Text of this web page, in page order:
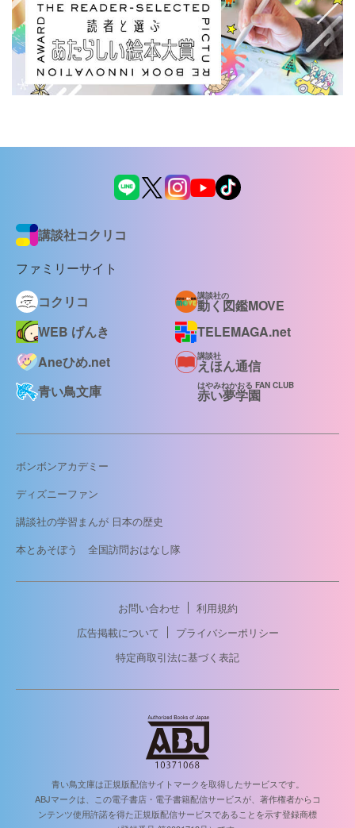
講談社コクリコ
ファミリーサイト
コクリコ
講談社の
動く図鑑MOVE
WEB げんき
TELEMAGA.net
Aneひめ.net
講談社
えほん通信
青い鳥文庫
はやみねかおる FAN CLUB
赤い夢学園
ボンボンアカデミー
ディズニーファン
講談社の学習まんが 日本の歴史
本とあそぼう 全国訪問おはなし隊
お問い合わせ
利用規約
広告掲載について
プライバシーポリシー
特定商取引法に基づく表記
青い鳥文庫は正規版配信サイトマークを取得したサービスです。
ABJマークは、この電子書店・電子書籍配信サービスが、著作権者からコ
ンテンツ使用許諾を得た正規版配信サービスであることを示す登録商標